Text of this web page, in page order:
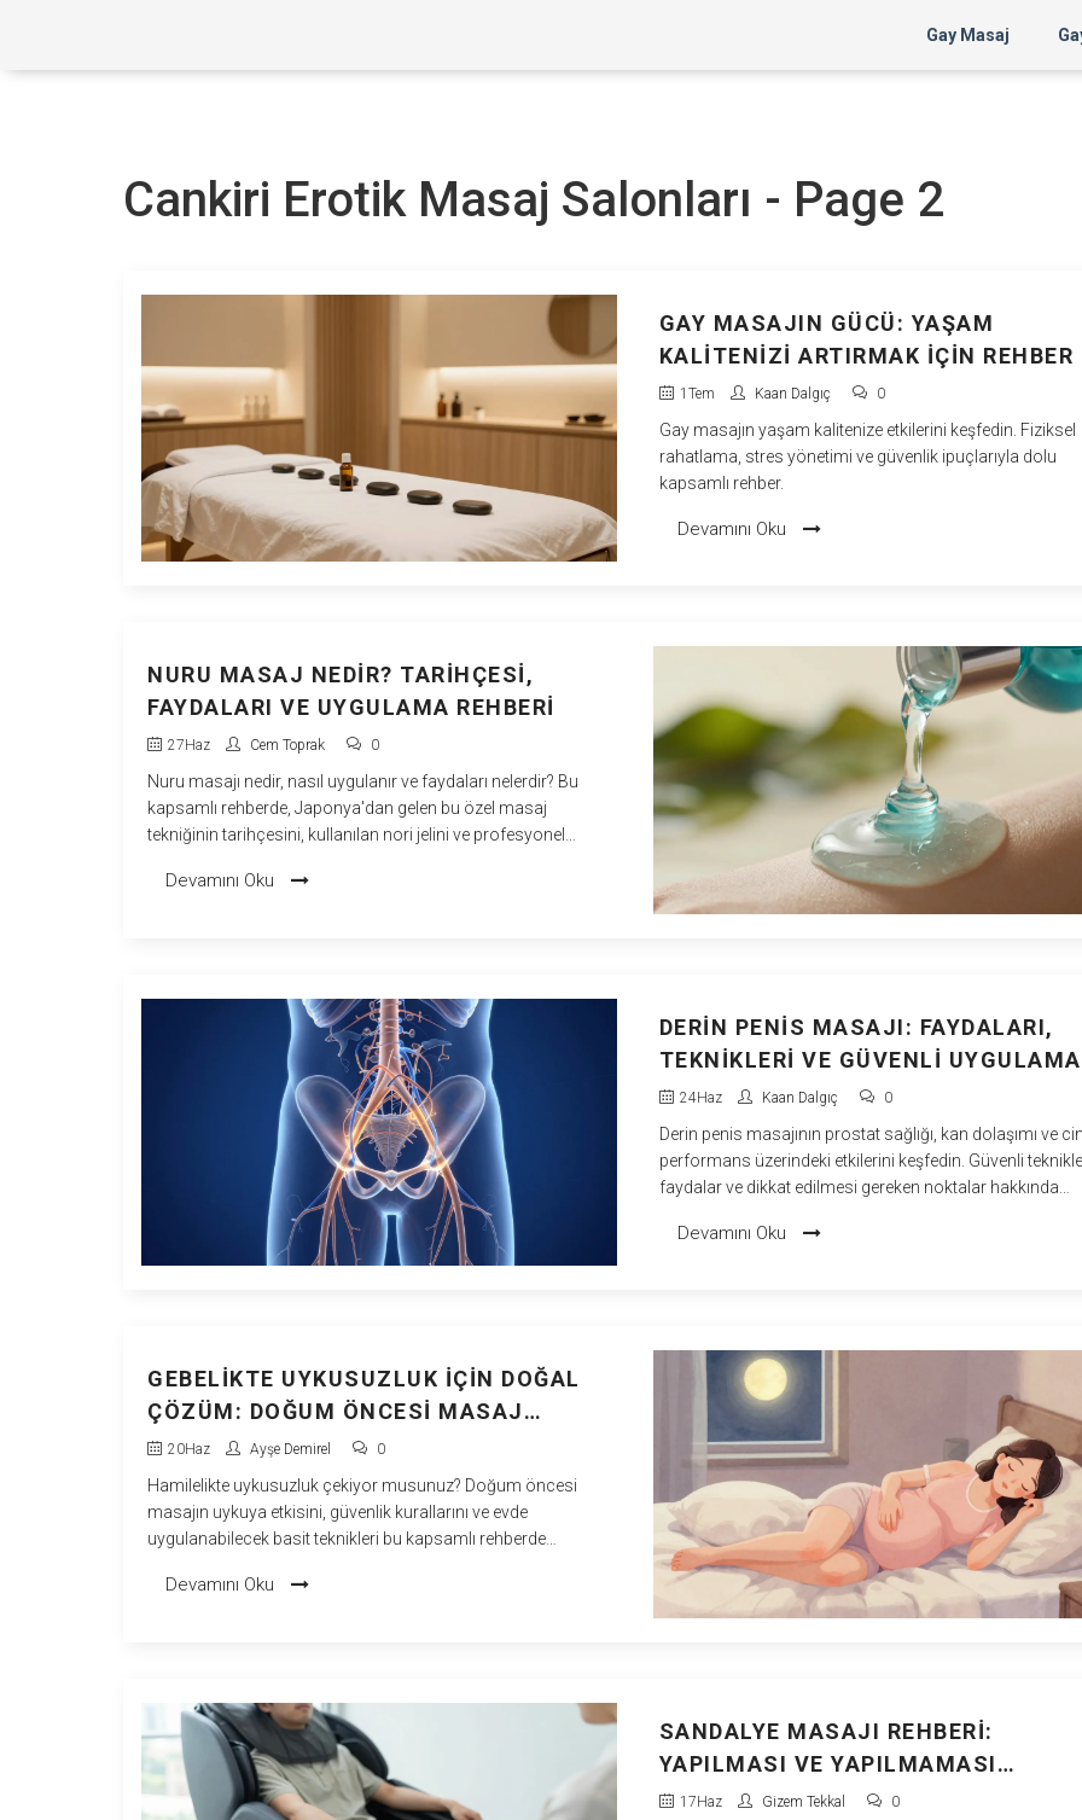
Gay Masaj
Cankiri Erotik Masaj Salonları - Page 2
GAY MASAJIN GÜCÜ: YAŞAM
KALITENIZI ARTIRMAK İÇIN REHBER
1 Tem Kaan Dalgıç 0
Gay masajın yaşam kalitenize etkilerini keşfedin. Fiziksel
rahatlama, stres yönetimi ve güvenlik ipuçlarıyla dolu
kapsamlı rehber.
Devamını Oku
NURU MASAJ NEDIR? TARIHÇESI,
FAYDALARI VE UYGULAMA REHBERI
27Haz Cem Toprak 0
Nuru masajı nedir, nasıl uygulanır ve faydaları nelerdir? Bu
kapsamlı rehberde, Japonya'dan gelen bu özel masaj
tekniğinin tarihçesini, kullanılan nori jelini ve profesyonel
Devamını Oku
DERIN PENIS MASAJI: FAYDALARI,
TEKNIKLERI VE GÜVENLI UYGULAMA
REHBERI
24Haz Kaan Dalgıç 0
Derin penis masajının prostat sağlığı, kan dolaşımı ve
performans üzerindeki etkilerini keşfedin. Güvenli
faydalar ve dikkat edilmesi gereken noktalar hakkında
Devamını Oku
GEBELIKTE UYKUSUZLUK İÇIN DOĞAL
ÇÖZÜM: DOĞUM ÖNCESI MASAJ
REHBERI
20Haz Ayşe Demirel 0
Hamilelikte uykusuzluk çekiyor musunuz? Doğum öncesi
masajın uykuya etkisini, güvenlik kurallarını ve evde
uygulanabilecek basit teknikleri bu kapsamlı rehberde
Devamını Oku
SANDALYE MASAJI REHBERI:
YAPILMASI VE YAPILMAMASI
GEREKENLER
17Haz Gizem Tekkal 0